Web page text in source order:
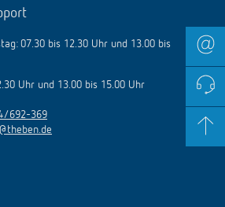
07.30 bis 12.30 Uhr und 13.00 bis
Uhr und 13.00 bis 15.00 Uhr
692-369